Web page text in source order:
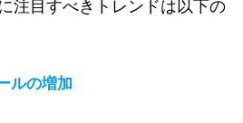
注目すべきトレンドは以下の
ルの増加